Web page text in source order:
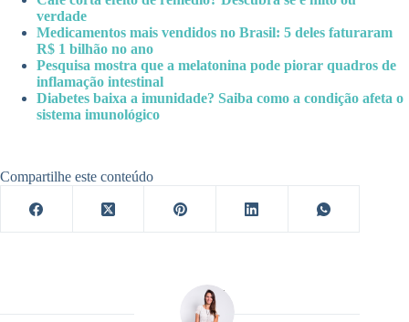
verdade
Medicamentos mais vendidos no Brasil: 5 deles faturaram
R$ 1 bilhão no ano
Pesquisa mostra que a melatonina pode piorar quadros de
inflamação intestinal
Diabetes baixa a imunidade? Saiba como a condição afeta o
sistema imunológico
Compartilhe este conteúdo